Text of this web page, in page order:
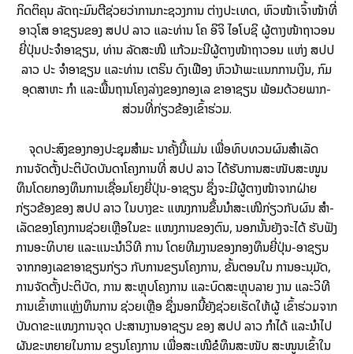
ກິດ​ຕິ​ຄຸນ ລັດ­ຖະ­ມົນ­ຕີ​ຊ່ວຍ​ວ່າ­ການ​ກະ­ຊວງ​ການ ຕ່າງ­ປະ­ເທດ, ຫົວ­ໜ້າ​ເຈົ້າ​ໜ້າ­ທີ່​
ອາ­ວຸ­ໂສ ອາ​ຊຽນ​ຂອງ ສປປ ລາວ ແລະ​ທ່ານ ໂຄ ອິ​ຈິ ໄອ​ໂບ​ຊິ ຜູ້­ຕາງ­ໜ້າ​ຖາ­ວອນ​
ຍີ່­ປຸ່ນ​ປະຈຳ​ອາ​ຊຽນ, ທ່ານ ລັດ​ສະ​ໜີ ແກ້ວ​ມະ­ນີຜູ້­ຕາງ­ໜ້າ​ຖາ­ວອນ ແຫ່ງ ສປປ
ລາວ ປະ ຈຳ​ອາ​ຊຽນ ແລະ​ທ່ານ ເຕຣິນ ດົງ​ເຟືອງ ຫົວ​ນ້າ​ພະ­ແນກ­ການ​ເງິນ, ກົມ​
ອຸດ​ສາ​ຫະ ກຳ ແລະ​ພື້ນ­ຖານ​ໂຄງ​ລ່າງ​ຂອງ​ກອງ​ເລ ຂາ​ອາ​ຊຽນ ພ້ອມ​ດ້ວຍ​ພາກ­
ສ່ວນ​ທີ່​ກ່ຽວ­ຂ້ອງ​ເຂົ້າ​ຮ່ວມ.
ຈຸດ­ປະ­ສົງ​ຂອງ​ກອງ​ປະ­ຊຸມ​ສຳ​ມະ ນາ​ຄັ້ງ​ນີ້​ແມ່ນ ເພື່ອ​ທົບ​ທວນ​ຜົນ­ສຳ­ເລັດ​
ການ­ຈັດ­ຕັ້ງ​ປະ­ຕິ­ບັດ​ບັນ­ດາ​ໂຄງ­ການ​ທີ່ ສປປ ລາວ ໄດ້​ຮັບ​ການ​ສະ­ໜັບ­ສະ­ໜູນ
ທຶນ​ໂດຍ​ກອງ​ທຶນ​ການ​ເຊື່ອມ​ໂຍງ​ຍີ່­ປຸ່ນ-ອາ​ຊຽນ ຊຶ່ງ​ຈະ​ມີ​ຜູ້­ຕາງ­ໜ້າ​ຈາກ​ຝ່າຍ
ກ່ຽວ­ຂ້ອງ​ຂອງ ສປປ ລາວ ໃນ​ບາງ​ຂະ ແໜງ​ການ​ຂຶ້ນ​ນຳ​ສະ­ເໜີ​ກ່ຽວ​ກັບ​ຜົນ ສຳ­
ເລັດ​ຂອງ​ໂຄງ­ການ​ຊ່ວຍ­ເຫຼືອ​ໃນ​ຂະ ແໜງ​ການ​ຂອງ​ຕົນ, ນອກ​ນັ້ນ​ຍັງ​ຈະ​ໄດ້ ຮັບ​ຟັງ​
ການ​ອະ­ທິ­ບາຍ ແລະ​ແນະ­ນຳ​ວິ­ທີ ການ ໂດຍ​ທີມ​ງານ​ຂອງ​ກອງ​ທຶນ​ຍີ່­ປຸ່ນ-ອາ​ຊຽນ
ຈາກ​ກອງ​ເລ­ຂາ​ອາ​ຊຽນ​ກ່ຽວ ກັບ​ການ​ຂຽນ​ໂຄງ­ການ, ຂັ້ນ​ຕອນ​ໃນ ການ​ອະ­ນຸ­ມັດ,
ການ­ຈັດ­ຕັ້ງ​ປະ­ຕິ­ບັດ, ການ ສະ­ຫຼຸບ​ໂຄງ­ການ ແລະ​ບົດ​ສະ­ຫຼຸບ​ລາຍ ງານ ແລະ​ວິ­ທີ​
ການ​ເຂົ້າ​ຫາ​ແຫຼ່ງ​ທຶນ​ການ ຊ່ວຍ­ເຫຼືອ ຊຶ່ງ​ນອກ​ນີ້​ຍັງ​ຊ່ວຍ​ເຮັດ​ໃຫ້​ຜູ້ ເຂົ້າ​ຮ່ວມ​ຈາກ​
ບັນ­ດາ​ຂະ­ແໜງ­ການ​ຈຸດ ປະ­ສານ​ງານ​ອາ​ຊຽນ ຂອງ ສປປ ລາວ ກຳ​ໄດ້ ແລະ​ນຳ­ໄປ​
ຜັນ​ຂະ­ຫຍາຍ​ໃນ​ການ ຂຽນ​ໂຄງ­ການ ເພື່ອ​ສະ­ເໜີ​ຂໍ​ທຶນ​ສະ­ໜັບ ສະ​ໜູນ​ເຂົ້າ​ໃນ​